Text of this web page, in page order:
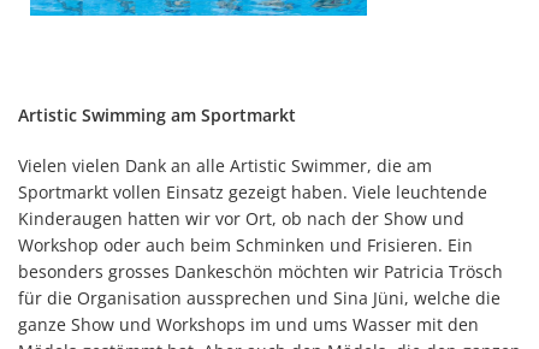
Artistic Swimming am Sportmarkt
Vielen vielen Dank an alle Artistic Swimmer, die am
Sportmarkt vollen Einsatz gezeigt haben. Viele leuchtende
Kinderaugen hatten wir vor Ort, ob nach der Show und
Workshop oder auch beim Schminken und Frisieren. Ein
besonders grosses Dankeschön möchten wir Patricia Trösch
für die Organisation aussprechen und Sina Jüni, welche die
ganze Show und Workshops im und ums Wasser mit den